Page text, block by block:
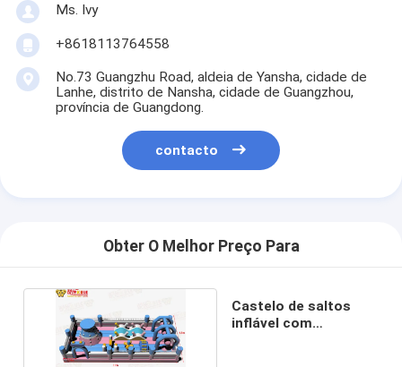
Ms. Ivy
+8618113764558
No.73 Guangzhu Road, aldeia de Yansha, cidade de
Lanhe, distrito de Nansha, cidade de Guangzhou,
província de Guangdong.
contacto
Obter O Melhor Preço Para
Castelo de saltos
inflável com